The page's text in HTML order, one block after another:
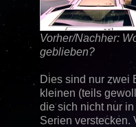
Vorher/Nachher:
geblieben?
Dies sind nur zwei
kleinen (teils
die sich nicht nur
Serien verstecken.